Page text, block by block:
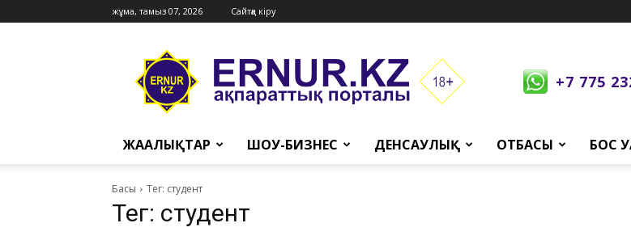
жұма, тамыз 07, 2026 Сайтқа кіру
Ernur
Press
+7 775
ЖАҢАЛЫҚТАР ШОУ-БИЗНЕС ДЕНСАУЛЫҚ ОТБАСЫ БОС
Басы Тег: студент
Тег: студент